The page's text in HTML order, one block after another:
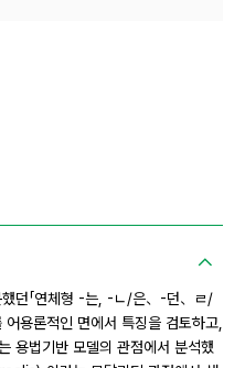
던「연체형 -는, -ㄴ/은、-던、ㄹ/
어용론적인 면에서 특징을 검토하고,
용법기반 모델의 관점에서 분석했